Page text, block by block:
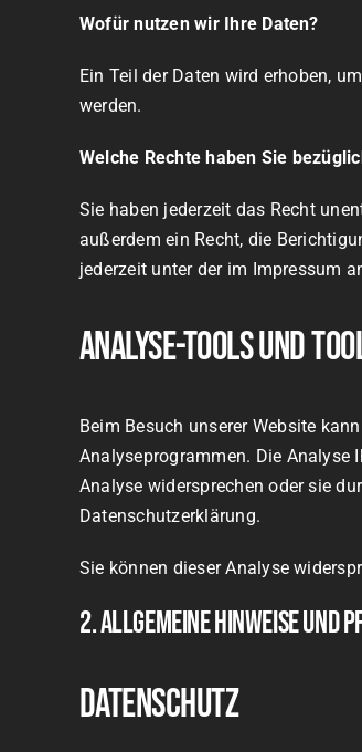
Wofür nutzen wir Ihre Daten?
Ein Teil der Daten wird erhoben,
werden.
Welche Rechte haben Sie
Sie haben jederzeit das Recht
außerdem ein Recht, die
jederzeit unter der im Impressum
Analyse-Tools und
Beim Besuch unserer Website
Analyseprogrammen. Die Analyse
Analyse widersprechen oder sie
Datenschutzerklärung.
Sie können dieser Analyse
2. Allgemeine Hinweise
Datenschutz